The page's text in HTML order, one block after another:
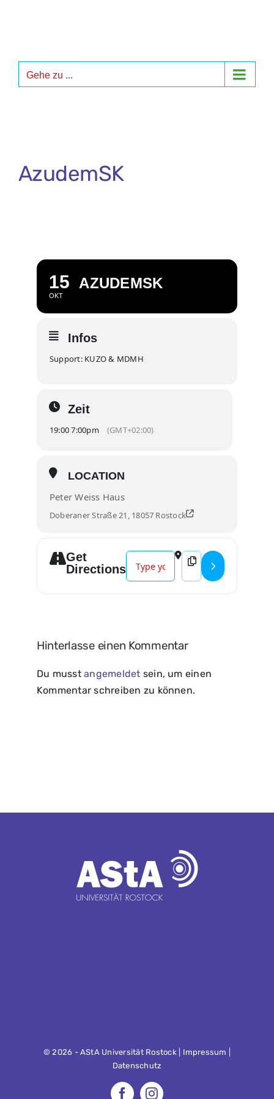
Gehe zu ...
AzudemSK
15
OKT
AZUDEMSK
Infos
Support: KUZO & MDMH
Zeit
19:00 7:00pm (GMT+02:00)
LOCATION
Peter Weiss Haus
Doberaner Straße 21, 18057 Rostock
Get
Directions
Address - AzudemSK []Destination Address
Hinterlasse einen Kommentar
Du musstangemeldet sein, um einen
Kommentar schreiben zu können.
©2026 - AStA Universität Rostock | Impressum
Datenschutz